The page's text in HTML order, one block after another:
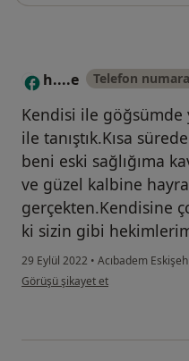
H h....e Telefon
Kendisi ile göğsümde
ile tanıştık.Kısa
beni eski sağlığıma
ve güzel kalbine
gerçekten.Kendisine
ki sizin gibi
29 Eylül 2022 • Acıbadem
kullanıcının görüşüne göre h....e
Görüşü şikayet et